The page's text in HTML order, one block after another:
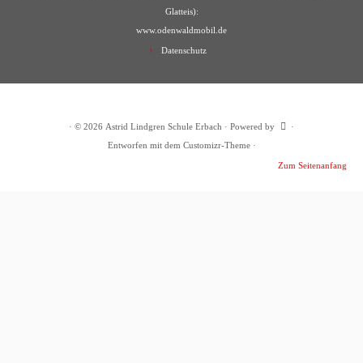
Glatteis):
www.odenwaldmobil.de
Datenschutz
· © 2026 Astrid Lindgren Schule Erbach · Powered by
·
Entworfen mit dem Customizr-Theme·
Zum Seitenanfang